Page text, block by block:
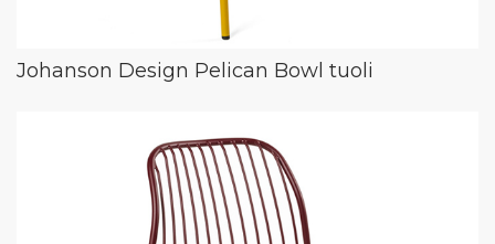
Johanson Design Pelican Bowl tuoli